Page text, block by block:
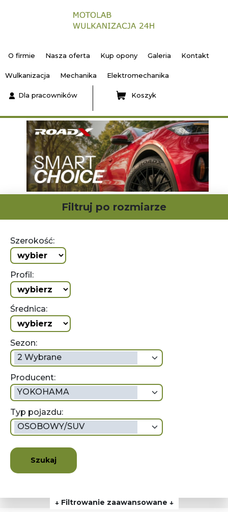
O firmie Nasza oferta Kup opony Galeria Kontakt
Wulkanizacja Mechanika Elektromechanika
Dla pracowników Koszyk
Filtruj po rozmiarze
Szerokość:
Profil:
Średnica:
Sezon:
2 Wybrane
Producent:
YOKOHAMA
Typ pojazdu:
OSOBOWY/SUV
Szukaj
↓ Filtrowanie zaawansowane ↓